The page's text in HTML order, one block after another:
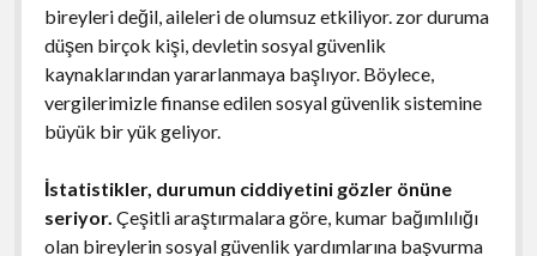
bireyleri değil, aileleri de olumsuz etkiliyor. zor duruma
düşen birçok kişi, devletin sosyal güvenlik
kaynaklarından yararlanmaya başlıyor. Böylece,
vergilerimizle finanse edilen sosyal güvenlik sistemine
büyük bir yük geliyor.
İstatistikler, durumun ciddiyetini gözler önüne
seriyor. Çeşitli araştırmalara göre, kumar bağımlılığı
olan bireylerin sosyal güvenlik yardımlarına başvurma